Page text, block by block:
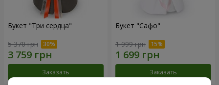
Букет "Три сердца"
5 370 грн
Заказать
Букет "Сафо"
1 999 грн
Заказать